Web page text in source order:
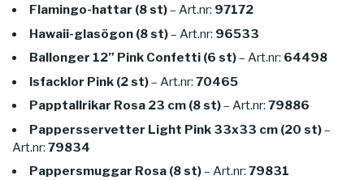
Flamingo-hattar (8 st)– Art.nr: 97172
Hawaii-glasögon (8 st)– Art.nr: 96533
Ballonger 12” Pink Confetti (6 st)– Art.nr: 64498
Isfacklor Pink (2 st)– Art.nr: 70465
Papptallrikar Rosa 23 cm (8 st)– Art.nr: 79886
Pappersservetter Light Pink 33x33 cm (20 st)–
Art.nr: 79834
Pappersmuggar Rosa (8 st)– Art.nr: 79831